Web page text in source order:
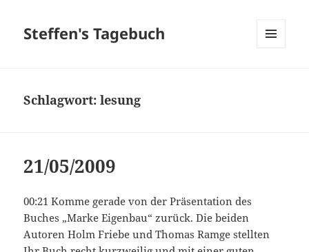
Steffen's Tagebuch
Schlagwort:lesung
21/05/2009
00:21 Komme gerade von der Präsentation des
Buches „Marke Eigenbau“ zurück. Die beiden
Autoren Holm Friebe und Thomas Ramge stellten